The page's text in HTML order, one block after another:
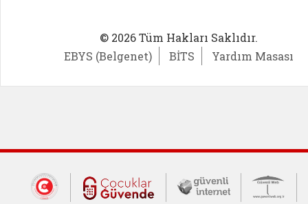
© 2026 Tüm Hakları Saklıdır.
EBYS (Belgenet)
BİTS Yardım Masası
Dış Bağlantılar
Cumhurbaşkanlığı İletişim Merkezi
Çocuklar Güvende (yeni
Güvenli